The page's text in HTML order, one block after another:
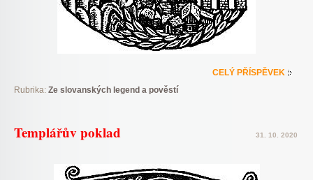
CELÝ PŘÍSPĚVEK
Rubrika: Ze slovanských legend a pověstí
Templářův poklad 31. 10. 2020